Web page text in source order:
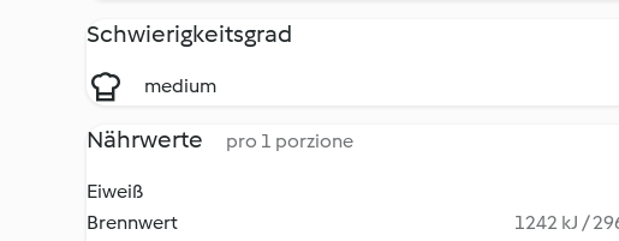
Schwierigkeitsgrad
medium
Nährwerte pro 1 porzione
Eiweiß
Brennwert
1242 kJ /